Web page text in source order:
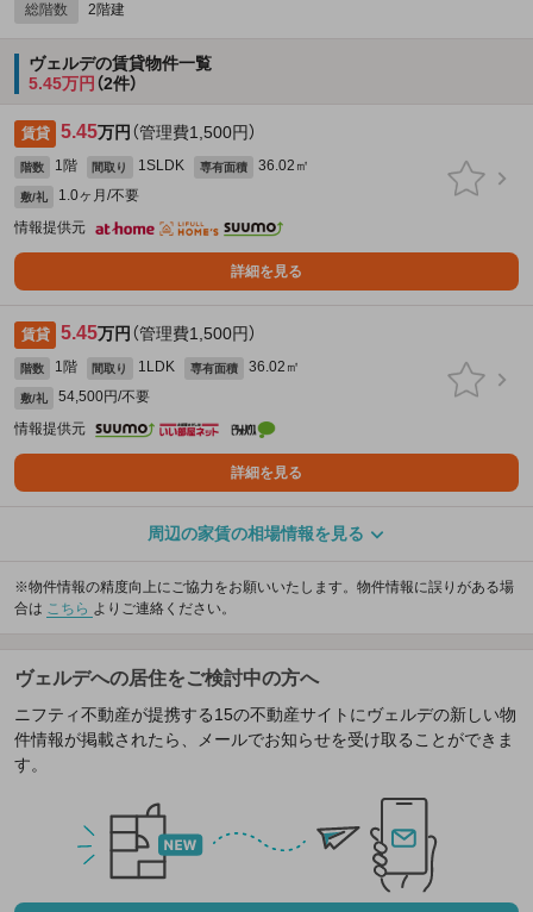
総階数 2階建
ヴェルデの賃貸物件一覧
5.45万円 （2件）
賃貸 5.45万円 （管理費1,500円）
階数 1階 間取り 1SLDK 専有面積 36.02㎡
敷/礼
1.0ヶ月/不要
情報提供元
詳細を見る
賃貸 5.45万円 （管理費1,500円）
階数 1階 間取り 1LDK 専有面積 36.02㎡
敷/礼
54,500円/不要
情報提供元
詳細を見る
周辺の家賃の相場情報を見る
※物件情報の精度向上にご協力をお願いいたします。物件情報に誤りがある場
合は こちら よりご連絡ください。
ヴェルデへの居住をご検討中の方へ
ニフティ不動産が提携する15の不動産サイトにヴェルデの新しい物
件情報が掲載されたら、メールでお知らせを受け取ることができま
す。